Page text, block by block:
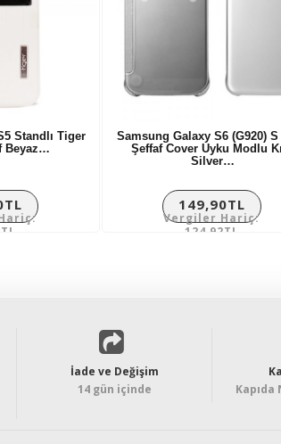
Standlı Tiger
Beyaz…
Samsung Galaxy S6 (G920)
Şeffaf Cover Uyku Modlu
Silver…
149,90TL
Vergiler Hariç:
124,92TL
İade ve Değişim
14 gün içinde